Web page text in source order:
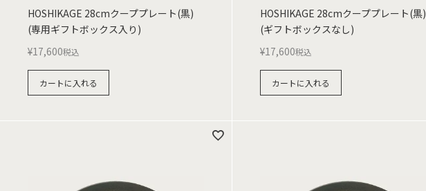
HOSHIKAGE 28cmクーププレート(黒)
(専用ギフトボックス入り)
¥17,600税込
カートに入れる
HOSHIKAGE 28cmクーププレート(黒)
(ギフトボックスなし)
¥17,600税込
カートに入れる